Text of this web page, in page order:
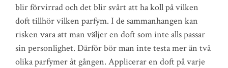
blir förvirrad och det blir svårt att ha koll på vilken
doft tillhör vilken parfym. I de sammanhangen kan
risken vara att man väljer en doft som inte alls passar
sin personlighet. Därför bör man inte testa mer än två
olika parfymer åt gången. Applicerar en doft på varje